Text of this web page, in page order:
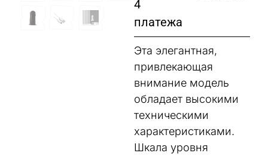
4
платежа
Эта элегантная,
привлекающая
внимание модель
обладает высокими
техническими
характеристиками.
Шкала уровня